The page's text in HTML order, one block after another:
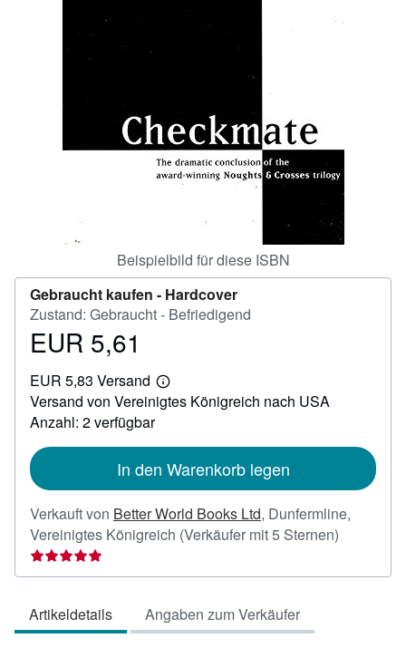
Beispielbild für diese ISBN
Gebraucht kaufen - Hardcover
Zustand: Gebraucht - Befriedigend
Preis
5,61
EUR 5,61
EUR 5,83 Versand
Weitere
Informationen
zu
Versand von Vereinigtes Königreich nach USA
Anzahl: 2 verfügbar
In den Warenkorb legen
Verkauft von Better World Books Ltd, Dunfermline,
Vereinigtes Königreich (Verkäufer mit 5 Sternen)
von
Artikeldetails Angaben zum Verkäufer